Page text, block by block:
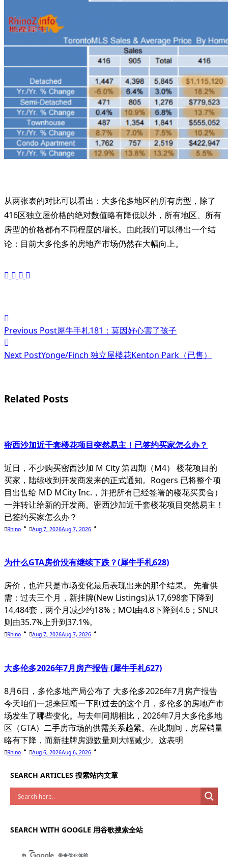
从两张表的对比可以看出：大多伦多地区的所有房型，除了
416区独立屋价格的绝对数值略有降低以外，所有地区、所有
房型的价格都有不同程度的增长。由此我们可以得出一个结
论：目前大多伦多的房地产市场仍然在大幅向上。
<span
class="nav-
subtitle
reader-
Previous Post犀牛手札181：莫因好心害了孩子
Next PostYonge/Finch 独立屋楼花Kenton Park（已售）
Related Posts
密西沙加近千套楼花项目突然易主！已签约买家怎么办？
近日，不少购买密西沙加 M City 第四期（M4） 楼花项目的
买家，陆续收到开发商发来的正式通知。Rogers 已将整个项
目出售给 MD MCity Inc.，并把所有已经签署的楼花买卖合）
一并转让给新的开发商。密西沙加近千套楼花项目突然易主！
已签约买家怎么办？
Rhino Aug 7, 2026Aug 7, 2026
为什么GTA房价没有继续下跌？(犀牛手札628)
房价，也许只是市场变化最后表现出来的那个结果。 先看供
需：过去三个月，新挂牌(New Listings)从17,698套下降到
14,484套，两个月减少约18%；MOI由4.8下降到4.6；SNLR
则由35.7%上升到37.1%。
Rhino Aug 7, 2026Aug 7, 2026
大多伦多2026年7月房产报告 (犀牛手札627)
8月6日，多伦多地产局公布了 大多伦多2026年7月房产报告
今天咱们一起来回顾一下刚过去的这个月，多伦多的房地产市
场发生了哪些变化。与去年同期相比，2026年7月大多伦多地
区（GTA）二手房市场的供需关系趋紧。在此期间，房屋销量
略有下降，而新挂牌房源数量则大幅减少。这表明
Rhino Aug 6, 2026Aug 6, 2026
SEARCH ARTICLES 搜索站内文章
SEARCH WITH GOOGLE 用谷歌搜索全站